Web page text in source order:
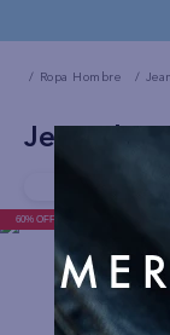
Ropa Hombre
Jean Slim
60% OFF